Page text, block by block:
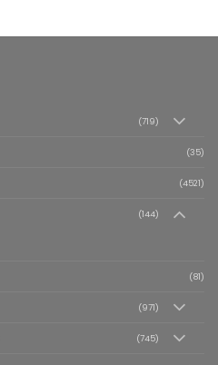
(719)
(35)
(4521)
(144)
(81)
(971)
(745)